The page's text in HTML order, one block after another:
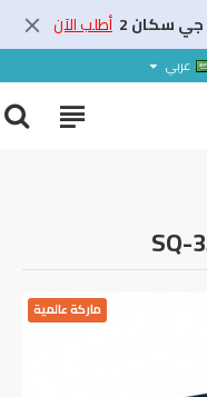
جي سكان 2 أطلب الآن
عربي
ماركة عالمية